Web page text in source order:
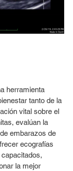
herramienta
tanto de la
vital sobre el
evalúan la
embarazos de
ecografías
la mejor